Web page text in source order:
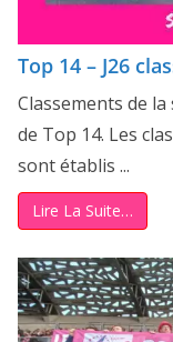
Top 14 – J26
Classements de
de Top 14. Les
sont établis ...
Lire La Suite…